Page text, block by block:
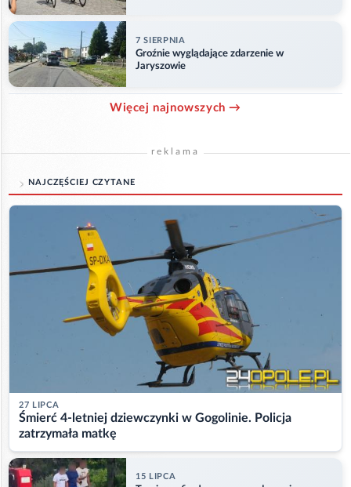
7 SIERPNIA
Groźnie wyglądające zdarzenie w
Jaryszowie
Więcej najnowszych →
reklama
NAJCZĘŚCIEJ CZYTANE
27 LIPCA
Śmierć 4-letniej dziewczynki w Gogolinie. Policja
zatrzymała matkę
15 LIPCA